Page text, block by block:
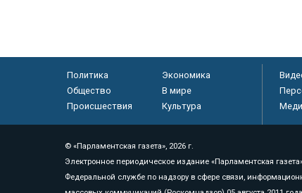
Политика
Экономика
Общество
В мире
Происшествия
Культура
© «Парламентская газета», 2026 г.
Электронное периодическое издание «Парламентская
Федеральной службе по надзору в сфере связи,